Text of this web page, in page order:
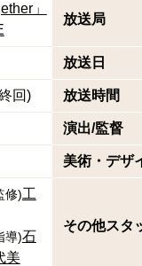
」
放送局
放送日
回) 放送時間
演出/監督
美術・デザ
修)工
導)石
美
その他スタ